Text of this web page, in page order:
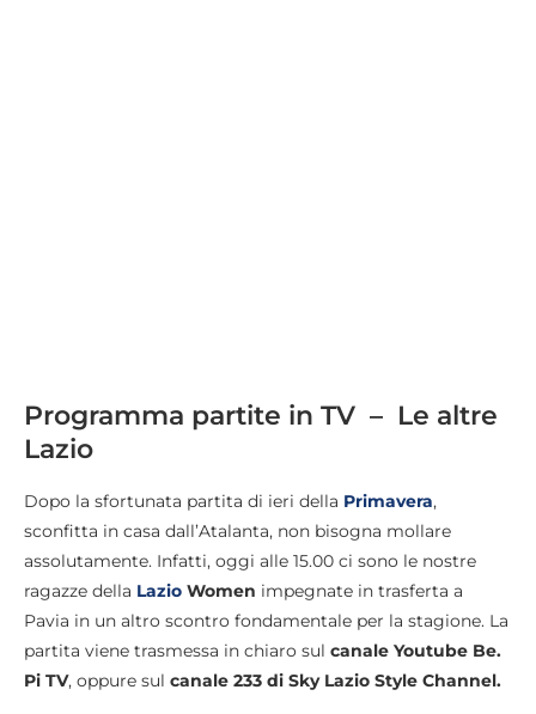
Programma partite in TV – Le altre
Lazio
Dopo la sfortunata partita di ieri della Primavera,
sconfitta in casa dall’Atalanta, non bisogna mollare
assolutamente. Infatti, oggi alle 15.00 ci sono le nostre
ragazze della Lazio Women impegnate in trasferta a
Pavia in un altro scontro fondamentale per la stagione. La
partita viene trasmessa in chiaro sul canale Youtube Be.
Pi TV, oppure sul canale 233 di Sky Lazio Style Channel.